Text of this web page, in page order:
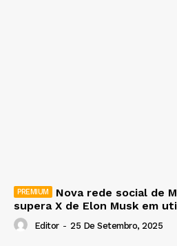
Nova rede social de
supera X de Elon Musk em
Editor - 25 De Setembro, 2025